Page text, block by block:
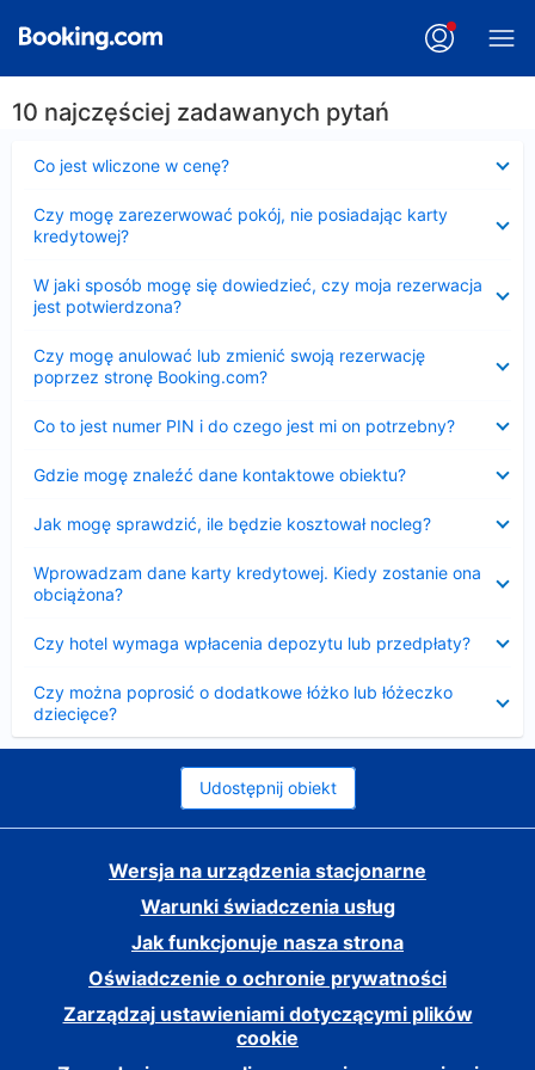
10 najczęściej zadawanych pytań
Co jest wliczone w cenę?
Czy mogę zarezerwować pokój, nie posiadając karty
kredytowej?
W jaki sposób mogę się dowiedzieć, czy moja rezerwacja
jest potwierdzona?
Czy mogę anulować lub zmienić swoją rezerwację
poprzez stronę Booking.com?
Co to jest numer PIN i do czego jest mi on potrzebny?
Gdzie mogę znaleźć dane kontaktowe obiektu?
Jak mogę sprawdzić, ile będzie kosztował nocleg?
Wprowadzam dane karty kredytowej. Kiedy zostanie ona
obciążona?
Czy hotel wymaga wpłacenia depozytu lub przedpłaty?
Czy można poprosić o dodatkowe łóżko lub łóżeczko
dziecięce?
Udostępnij obiekt
Wersja na urządzenia stacjonarne
Warunki świadczenia usług
Jak funkcjonuje nasza strona
Oświadczenie o ochronie prywatności
Zarządzaj ustawieniami dotyczącymi plików
cookie